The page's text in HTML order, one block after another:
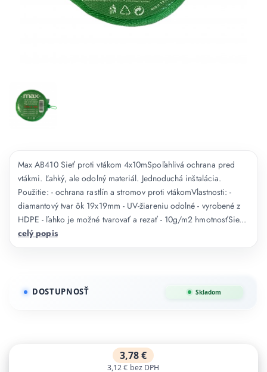
Max AB410 Sieť proti vtákom 4x10mSpoľahlivá ochrana pred
vtákmi. Ľahký, ale odolný materiál. Jednoduchá inštalácia.
Použitie: - ochrana rastlín a stromov proti vtákomVlastnosti: -
diamantový tvar ôk 19x19mm - UV-žiareniu odolné - vyrobené z
HDPE - ľahko je možné tvarovať a rezať - 10g/m2 hmotnosťSie...
celý popis
DOSTUPNOSŤ Skladom
3,78 €
3,12 € bez DPH